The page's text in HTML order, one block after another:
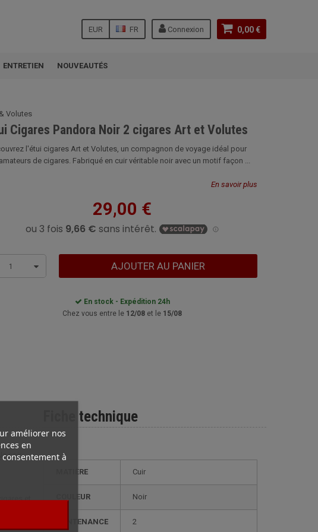
0,00 €
Connexion
FR
EUR
ENTRETIEN NOUVEAUTÉS
améliorer nos
en
à
Volutes
Cigares Pandora Noir 2 cigares Art et Volutes
l'étui cigares Art et Volutes, un compagnon de voyage idéal pour
de cigares. Fabriqué en cuir véritable noir avec un motif façon ...
En savoir plus
29,00 €
1 AJOUTER AU PANIER
En stock - Expédition 24h
Chez vous entre le 12/08 et le 15/08
Fiche technique
MATIÈRE Cuir
COULEUR Noir
CONTENANCE 2
noir
et